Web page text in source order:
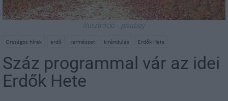
illusztráció - pixabay
Országos hírek erdő természet kirándulás Erdők Hete
Száz programmal vár az idei
Erdők Hete